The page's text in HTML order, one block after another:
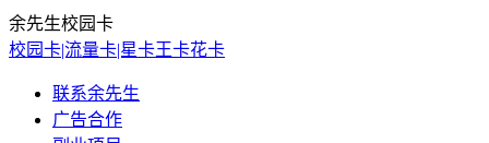
余先生校园卡
校园卡|流量卡|星卡王卡花卡
联系余先生
广告合作